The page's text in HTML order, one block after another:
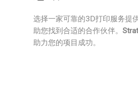
选择一家可靠的3D打印服务提
助您找到合适的合作伙伴。
助力您的项目成功。